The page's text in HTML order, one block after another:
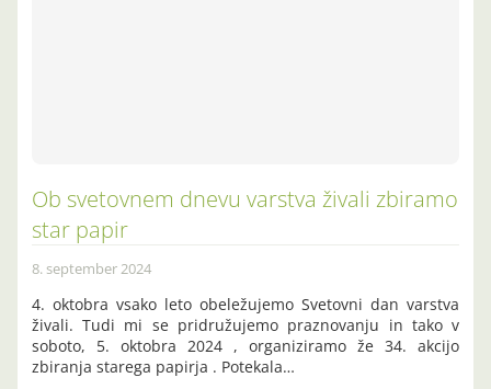
Ob svetovnem dnevu varstva živali zbiramo
star papir
8. september 2024
4. oktobra vsako leto obeležujemo Svetovni dan varstva
živali. Tudi mi se pridružujemo praznovanju in tako v
soboto, 5. oktobra 2024 , organiziramo že 34. akcijo
zbiranja starega papirja . Potekala…